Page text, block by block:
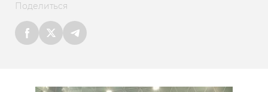
Поделиться